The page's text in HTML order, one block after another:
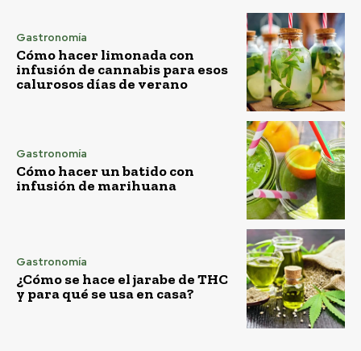
Gastronomía
Cómo hacer limonada con
infusión de cannabis para esos
calurosos días de verano
Gastronomía
Cómo hacer un batido con
infusión de marihuana
Gastronomía
¿Cómo se hace el jarabe de THC
y para qué se usa en casa?